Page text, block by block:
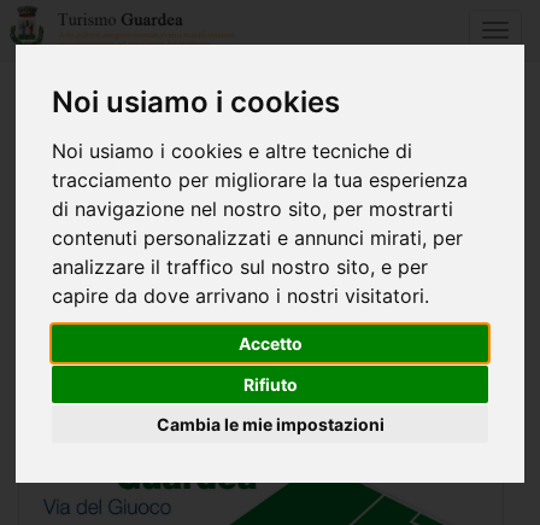
Noi usiamo i cookies
Noi usiamo i cookies e altre tecniche di
tracciamento per migliorare la tua esperienza
di navigazione nel nostro sito, per mostrarti
contenuti personalizzati e annunci mirati, per
analizzare il traffico sul nostro sito, e per
capire da dove arrivano i nostri visitatori.
Accetto
Rifiuto
Cambia le mie impostazioni
Home
Eventi e manifestazioni
inaugurazione campo da calciotto
15 Dicembre 2012
INAUGURAZIONE CAMPO DA CALCIOTTO